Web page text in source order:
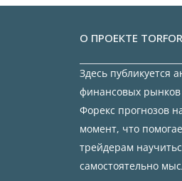
О ПРОЕКТЕ
Здесь публикуется
финансовых
Форекс прогнозов
момент, что
трейдерам
самостоятельно